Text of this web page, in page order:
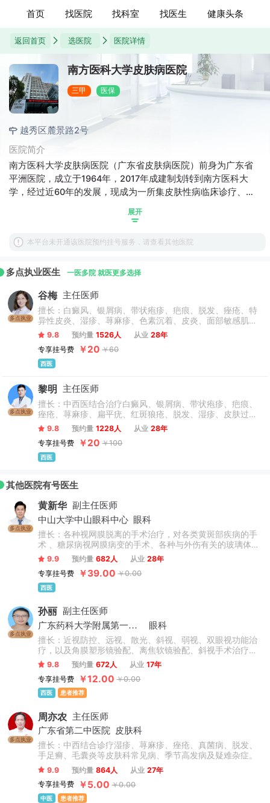
首页 找医院 找科室 找医生 健康头条
返回首页 选医院 医院详情
南方医科大学皮肤病医院
三甲 医保
越秀区麓景路2号
医院简介
南方医科大学皮肤病医院（广东省皮肤病医院）前身为广东省
平洲医院，成立于1964年，2017年成建制划转到南方医科大
学，经过近60年的发展，现成为一所集皮肤性病临床诊疗、教
制定、组织实施及业务指导的三级甲等皮肤病专科医院。
展开
本平台未开通该医院预约挂号服务，请查看其他医院
多点执业医生 一医多院 就医更多选择
多点执业
谷梅 主任医师
擅长：白癜风、银屑病、带状疱疹、疤痕、脱发、痤疮、特
异性皮炎、湿疹、荨麻疹、色素沉着、皮炎、面部敏感肌肤
及过敏性皮肤病、常见病及疑难杂症治疗。
9.8 预约量 1526人 从业 28年
专享挂号费
￥20 ￥60
西医
多点执业
黎明 主任医师
擅长：中西医结合治疗白癜风、银屑病、带状疱疹、疤痕、
痤疮、荨麻疹、扁平疣、红斑狼疮、脱发、湿疹、皮肤过
敏、脂溢性皮炎、过敏性紫癜、色素斑、手足癣等各种皮肤
常见病和疑难病。
9.8 预约量 1228人 从业 28年
专享挂号费
￥20 ￥100
西医
其他医院有号医生
多点执业
黄新华 副主任医师
中山大学中山眼科中心
眼科
擅长：各种视网膜脱离的手术治疗，对各类黄斑部疾病的手
术 、糖尿病视网膜病变的手术、各种与外伤有关的玻璃体视
网膜病的治疗均有深入研究。对眼底病的激光治疗及与玻璃
体、视网膜疾病有关的白内障治疗也有丰富的临床经验。
9.9 预约量 682人 从业 28年
专享挂号费
￥39.00 ￥0.00
西医
多点执业
孙丽 副主任医师
广东药科大学附属第一医院
眼科
擅长：近视防控、远视、散光、斜视、弱视、双眼视功能治
疗，以及角膜塑形镜验配、离焦软镜验配、斜视手术治疗，
在早发性及进展性近视及高度近视防控方面有丰富的临床经
验。
9.8 预约量 672人 从业 17年
专享挂号费
￥12.00 ￥0.00
西医 患者推荐
多点执业
周亦农 主任医师
广东省第二中医院 皮肤科
擅长：中西结合诊疗湿疹、荨麻疹、痤疮、真菌病、脱发、
手足癣、毛囊炎等皮肤科常见病、季节高发病及疑难杂症。
9.9 预约量 864人 从业 27年
专享挂号费
￥5.00 ￥0.00
中医 患者推荐